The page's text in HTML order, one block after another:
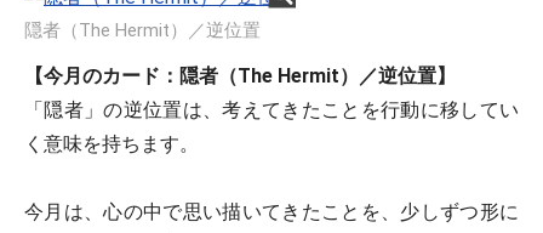
隠者（The Hermit）／逆位置
【今月のカード：隠者（The Hermit）／逆位置】
「隠者」の逆位置は、考えてきたことを行動に移してい
く意味を持ちます。
今月は、心の中で思い描いてきたことを、少しずつ形に